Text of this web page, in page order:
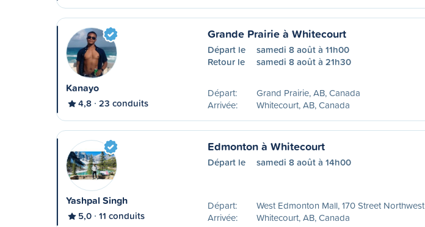
Kanayo
4,8 23 conduits
Grande Prairie à Whitecourt
Départ le
samedi 8 août à 11h00
Retour le
samedi 8 août à 21h30
Départ:
Grand Prairie, AB, Canada
Arrivée:
Whitecourt, AB, Canada
Yashpal Singh
5,0 11 conduits
Edmonton à Whitecourt
Départ le samedi 8 août à 14h00
Départ:
West Edmonton Mall, 170 Street Northwest
Arrivée:
Whitecourt, AB, Canada